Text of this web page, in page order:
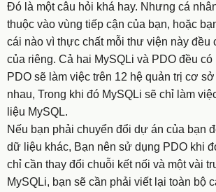
Đó là một câu hỏi khá hay. Nhưng cá
thuộc vào vùng tiếp cận của bạn, hoặc
cái nào vì thực chất mỗi thư viện này đều
của riêng. Cả hai MySQLi và PDO đều
PDO sẽ làm việc trên 12 hệ quản trị cơ
nhau, Trong khi đó MySQLi sẽ chỉ làm
liệu MySQL.
Nếu bạn phải chuyển đổi dự án của bạn
dữ liệu khác, Bạn nên sử dụng PDO khi
chỉ cần thay đổi chuỗi kết nối và một vài
MySQLi, bạn sẽ cần phải viết lại toàn bộ